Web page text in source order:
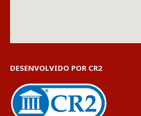
DESENVOLVIDO POR CR2